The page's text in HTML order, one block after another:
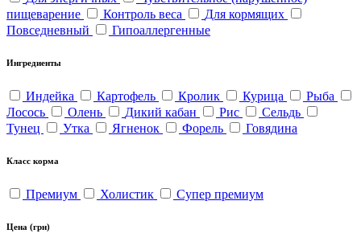
пищеварение
Контроль веса
Для кормящих
Повседневный
Гипоаллергенные
Ингредиенты
Индейка Картофель Кролик Курица
Рыба
Лосось
Олень Дикий кабан Рис
Сельдь
Тунец
Утка Ягненок Форель Говядина
Класс корма
Премиум Холистик Супер премиум
Цена (грн)